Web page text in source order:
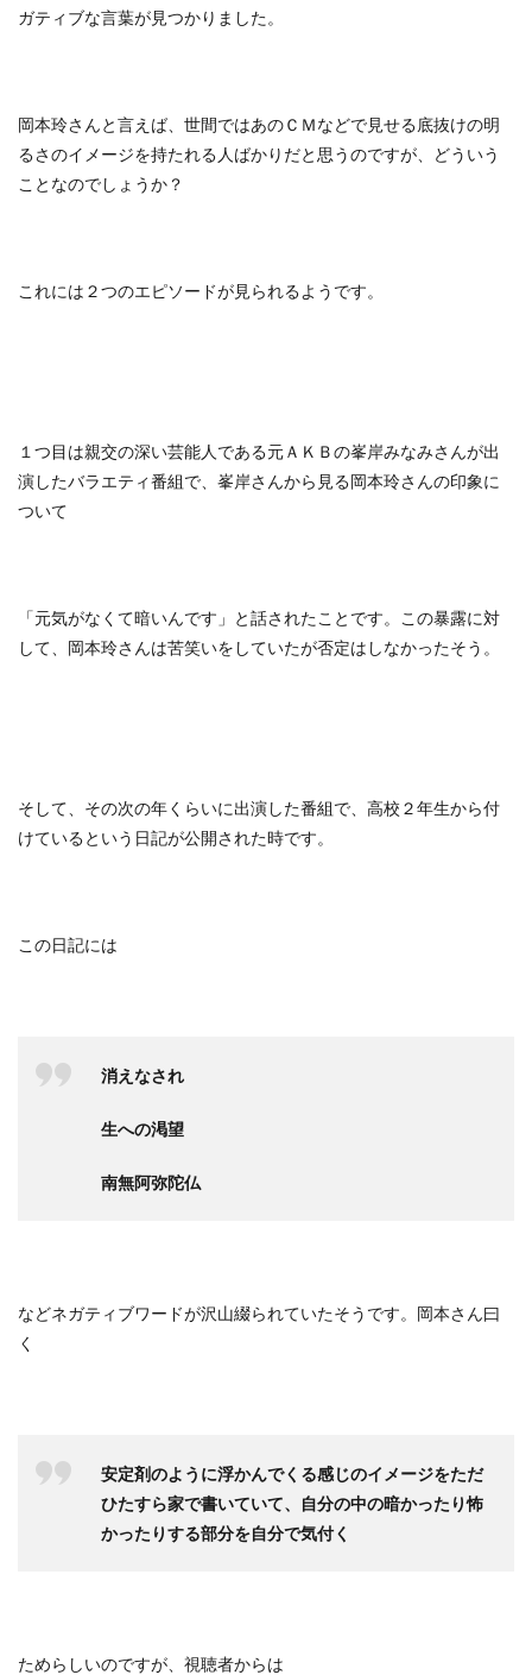
ガティブな言葉が見つかりました。
岡本玲さんと言えば、世間ではあのＣＭなどで見せる底抜けの明
るさのイメージを持たれる人ばかりだと思うのですが、どういう
ことなのでしょうか？
これには２つのエピソードが見られるようです。
１つ目は親交の深い芸能人である元ＡＫＢの峯岸みなみさんが出
演したバラエティ番組で、峯岸さんから見る岡本玲さんの印象に
ついて
「元気がなくて暗いんです」と話されたことです。この暴露に対
して、岡本玲さんは苦笑いをしていたが否定はしなかったそう。
そして、その次の年くらいに出演した番組で、高校２年生から付
けているという日記が公開された時です。
この日記には
消えなされ
生への渇望
南無阿弥陀仏
などネガティブワードが沢山綴られていたそうです。岡本さん曰
く
安定剤のように浮かんでくる感じのイメージをただ
ひたすら家で書いていて、自分の中の暗かったり怖
かったりする部分を自分で気付く
ためらしいのですが、視聴者からは